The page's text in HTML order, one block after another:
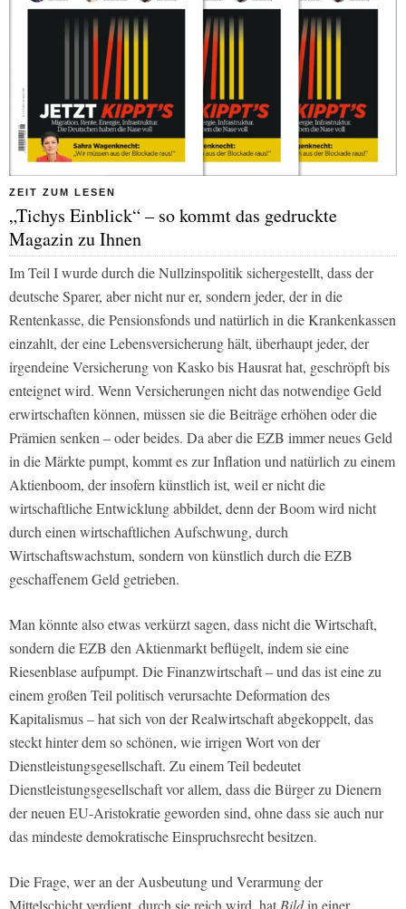
ZEIT ZUM LESEN
„Tichys Einblick“ – so kommt das gedruckte
Magazin zu Ihnen
Im Teil I wurde durch die Nullzinspolitik sichergestellt, dass der
deutsche Sparer, aber nicht nur er, sondern jeder, der in die
Rentenkasse, die Pensionsfonds und natürlich in die Krankenkassen
einzahlt, der eine Lebensversicherung hält, überhaupt jeder, der
irgendeine Versicherung von Kasko bis Hausrat hat, geschröpft bis
enteignet wird. Wenn Versicherungen nicht das notwendige Geld
erwirtschaften können, müssen sie die Beiträge erhöhen oder die
Prämien senken – oder beides. Da aber die EZB immer neues Geld
in die Märkte pumpt, kommt es zur Inflation und natürlich zu einem
Aktienboom, der insofern künstlich ist, weil er nicht die
wirtschaftliche Entwicklung abbildet, denn der Boom wird nicht
durch einen wirtschaftlichen Aufschwung, durch
Wirtschaftswachstum, sondern von künstlich durch die EZB
geschaffenem Geld getrieben.
Man könnte also etwas verkürzt sagen, dass nicht die Wirtschaft,
sondern die EZB den Aktienmarkt beflügelt, indem sie eine
Riesenblase aufpumpt. Die Finanzwirtschaft – und das ist eine zu
einem großen Teil politisch verursachte Deformation des
Kapitalismus – hat sich von der Realwirtschaft abgekoppelt, das
steckt hinter dem so schönen, wie irrigen Wort von der
Dienstleistungsgesellschaft. Zu einem Teil bedeutet
Dienstleistungsgesellschaft vor allem, dass die Bürger zu Dienern
der neuen EU-Aristokratie geworden sind, ohne dass sie auch nur
das mindeste demokratische Einspruchsrecht besitzen.
Die Frage, wer an der Ausbeutung und Verarmung der
Mittelschicht verdient, durch sie reich wird, hat Bildin einer